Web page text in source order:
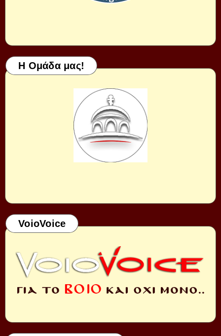
Η Ομάδα μας!
VoioVoice